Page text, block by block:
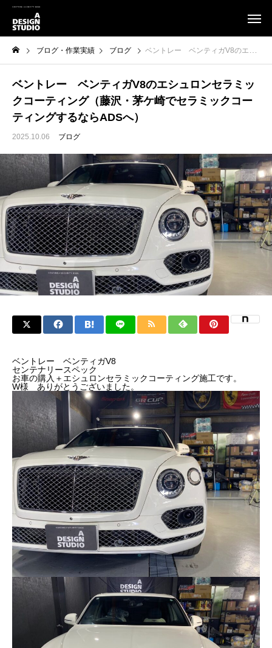
ブログ・作業実績 ブログ ベントレー ベンティガV8のエシュロンセラミックコーティング（藤沢・茅ケ崎でセラミックコーティングするならADSへ）
ベントレー ベンティガV8のエシュロンセラミッ
クコーティング（藤沢・茅ケ崎でセラミックコー
ティングするならADSへ）
2025.10.06 ブログ
ベントレー ベンティガV8
センテナリースペック
お車の購入＋エシュロンセラミックコーティング施工です。
W様 ありがとうございました。